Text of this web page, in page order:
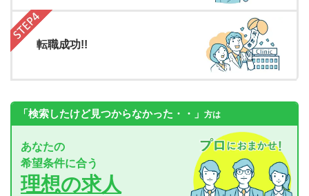
転職成功!!
「検索したけど見つからなかった・・」 方は
あなたの
希望条件に合う
理想の求人